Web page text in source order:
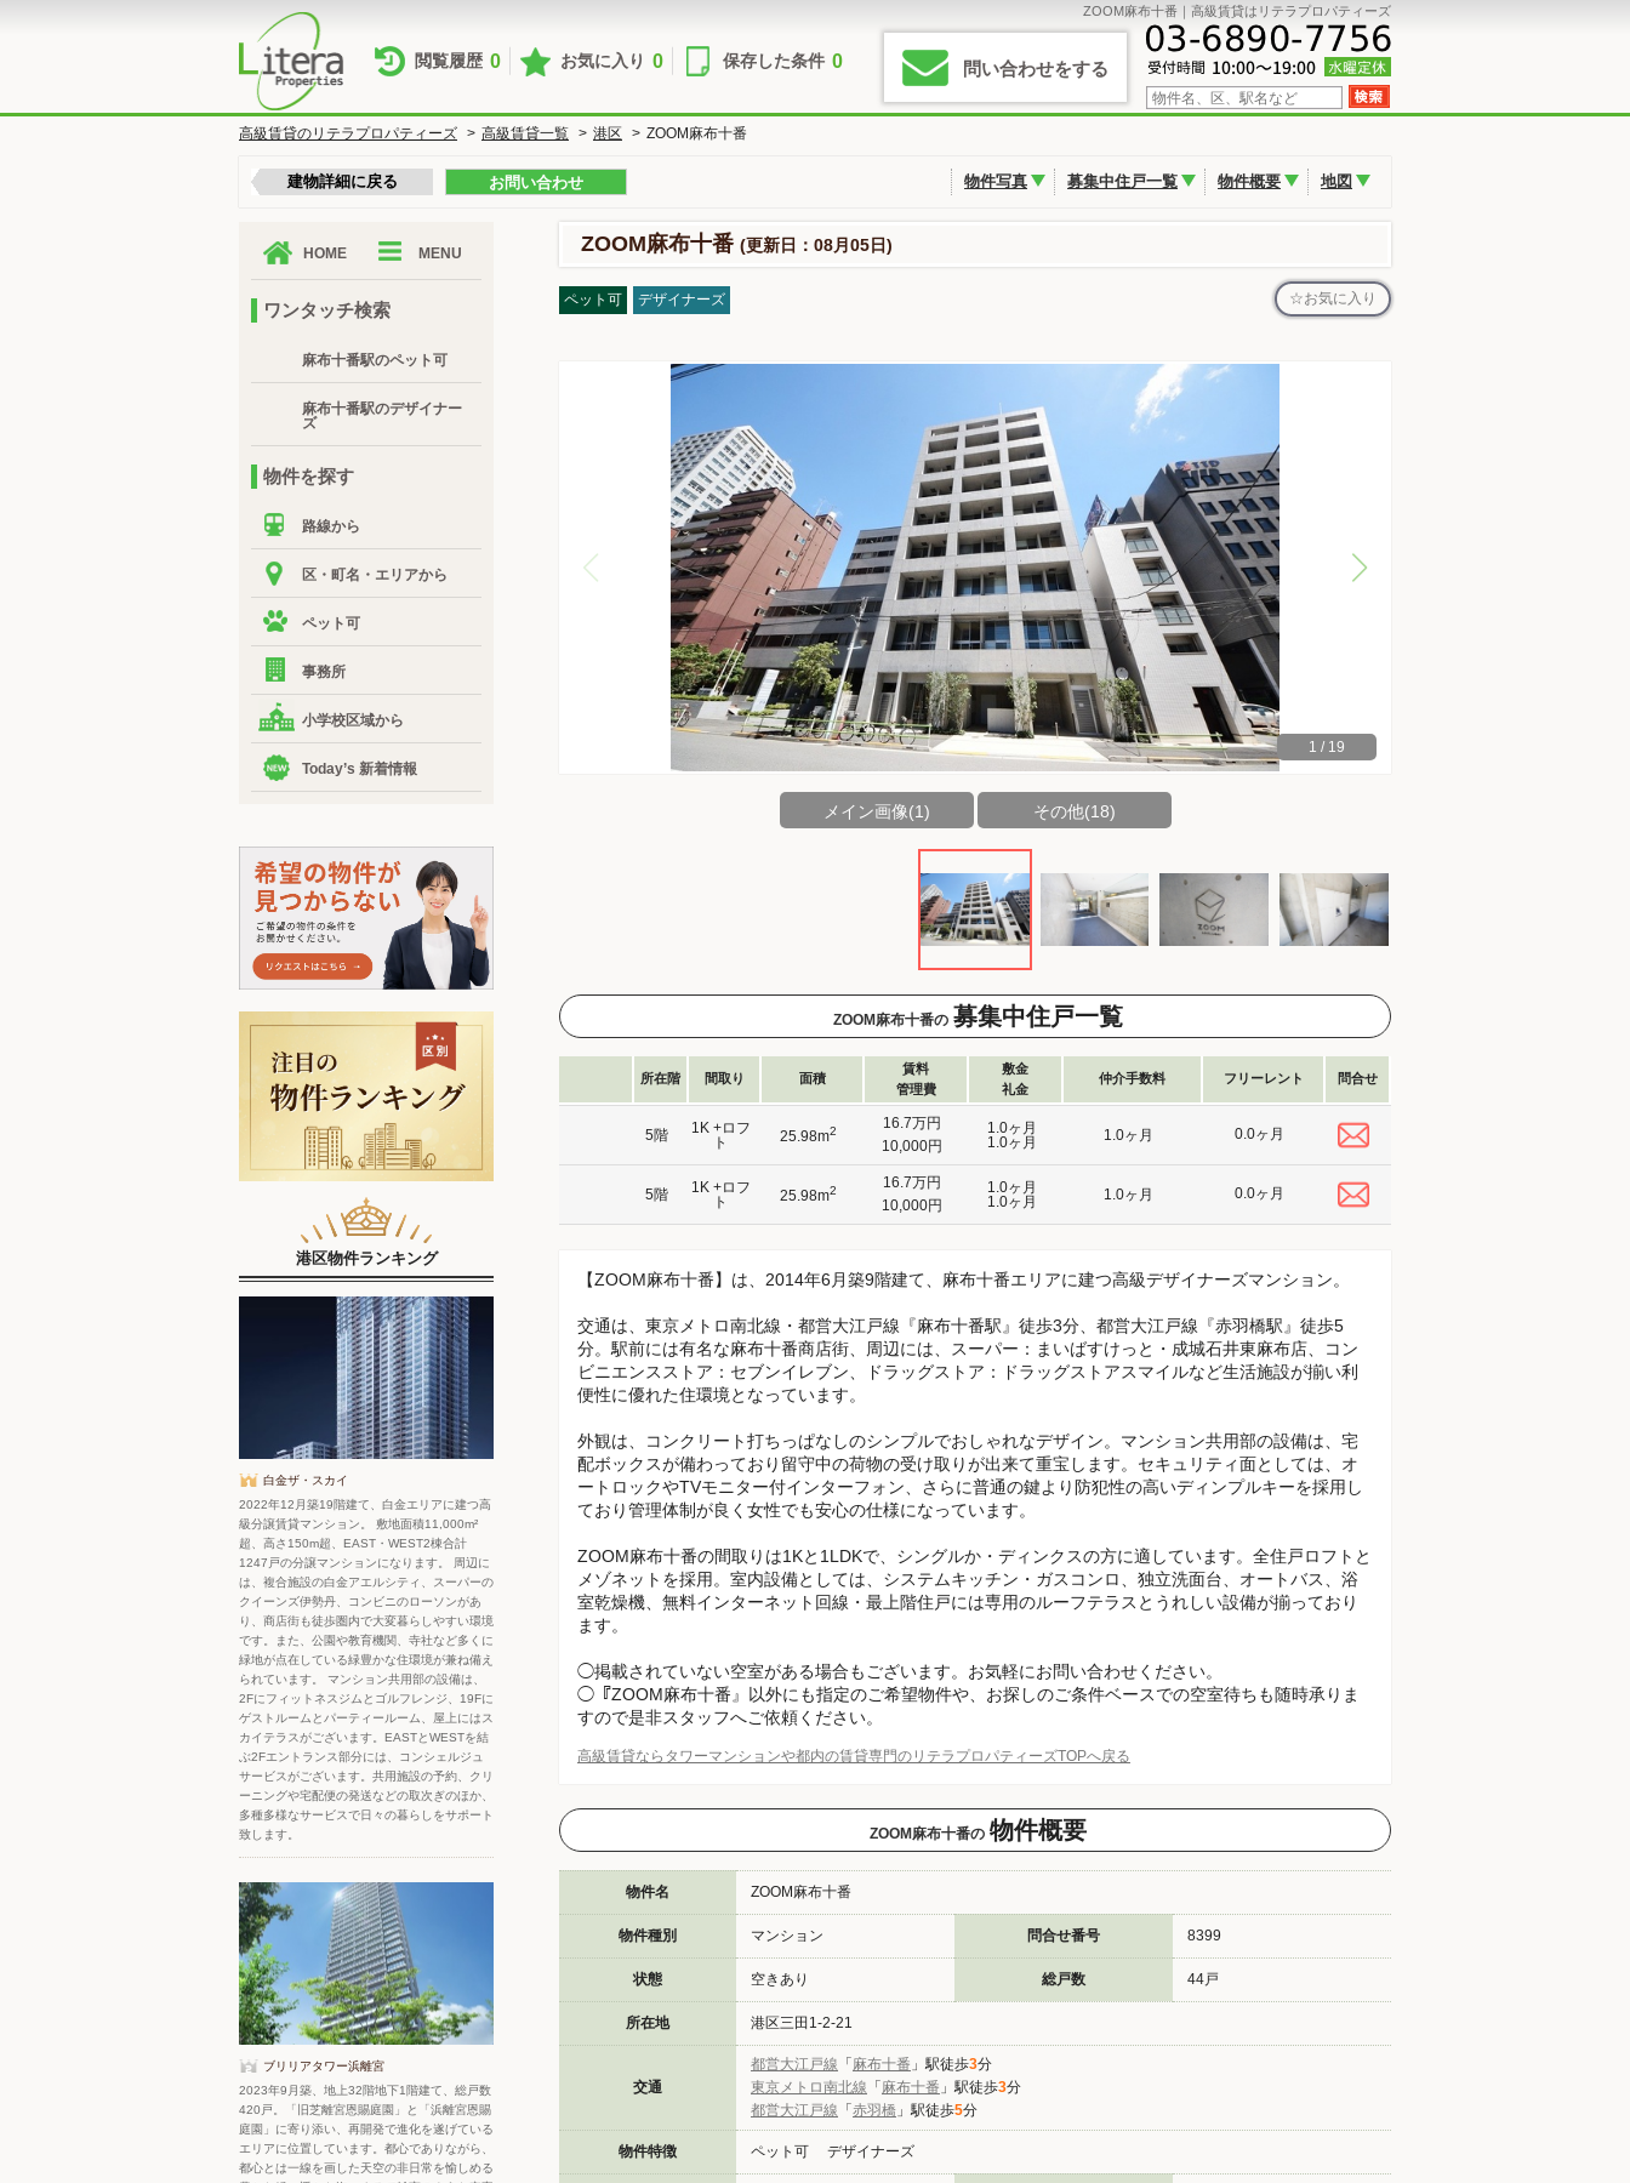
ZOOM麻布十番｜高級賃貸はリテラプロパティーズ
閲覧履歴 0 お気に入り 0 保存した条件 0 問い合わせをする
高級賃貸のリテラプロパティーズ > 高級賃貸一覧 > 港区 > ZOOM麻布十番
建物詳細に戻る お問い合わせ 物件写真 募集中住戸一覧 物件概要 地図
ZOOM麻布十番 (更新日：08月05日)
ペット可 デザイナーズ お気に入り
1 / 19
メイン画像(1) その他(18)
ZOOM麻布十番の 募集中住戸一覧
所在階 間取り 面積
賃料
管理費
敷金
礼金
仲介手数料 フリーレント 問合せ
16.7万円
10,000円
1.0ヶ月
1.0ヶ月
1.0ヶ月 0.0ヶ月
5階
1K +ロフ
ト
25.98m2
16.7万円
10,000円
1.0ヶ月
1.0ヶ月
1.0ヶ月 0.0ヶ月
5階
1K +ロフ
ト
25.98m2
【ZOOM麻布十番】は、2014年6月築9階建て、麻布十番エリアに建つ高級デザイナーズマンション。
交通は、東京メトロ南北線・都営大江戸線『麻布十番駅』徒歩3分、都営大江戸線『赤羽橋駅』徒歩5
分。駅前には有名な麻布十番商店街、周辺には、スーパー：まいばすけっと・成城石井東麻布店、コン
ビニエンスストア：セブンイレブン、ドラッグストア：ドラッグストアスマイルなど生活施設が揃い利
便性に優れた住環境となっています。
外観は、コンクリート打ちっぱなしのシンプルでおしゃれなデザイン。マンション共用部の設備は、宅
配ボックスが備わっており留守中の荷物の受け取りが出来て重宝します。セキュリティ面としては、オ
ートロックやTVモニター付インターフォン、さらに普通の鍵より防犯性の高いディンプルキーを採用し
ており管理体制が良く女性でも安心の仕様になっています。
ZOOM麻布十番の間取りは1Kと1LDKで、シングルか・ディンクスの方に適しています。全住戸ロフトと
メゾネットを採用。室内設備としては、システムキッチン・ガスコンロ、独立洗面台、オートバス、浴
室乾燥機、無料インターネット回線・最上階住戸には専用のルーフテラスとうれしい設備が揃っており
ます。
◯掲載されていない空室がある場合もございます。お気軽にお問い合わせください。
◯『ZOOM麻布十番』以外にも指定のご希望物件や、お探しのご条件ベースでの空室待ちも随時承りま
すので是非スタッフへご依頼ください。
高級賃貸ならタワーマンションや都内の賃貸専門のリテラプロパティーズTOPへ戻る
ZOOM麻布十番の 物件概要
物件名 ZOOM麻布十番
物件種別 マンション 問合せ番号 8399
状態 空きあり 総戸数 44戸
所在地 港区三田1-2-21
交通
都営大江戸線 「麻布十番 」駅徒歩3分
東京メトロ南北線 「麻布十番 」駅徒歩3分
都営大江戸線 「赤羽橋 」駅徒歩5分
物件特徴 ペット可 デザイナーズ
HOME MENU
ワンタッチ検索
麻布十番駅のペット可
麻布十番駅のデザイナー
ズ
物件を探す
路線から
区・町名・エリアから
ペット可
事務所
小学校区域から
Today’s 新着情報
港区物件ランキング
白金ザ・スカイ
2022年12月築19階建て、白金エリアに建つ高
級分譲賃貸マンション。 敷地面積11,000m²
超、高さ150m超、EAST・WEST2棟合計
1247戸の分譲マンションになります。 周辺に
は、複合施設の白金アエルシティ、スーパーの
クイーンズ伊勢丹、コンビニのローソンがあ
り、商店街も徒歩圏内で大変暮らしやすい環境
です。また、公園や教育機関、寺社など多くに
緑地が点在している緑豊かな住環境が兼ね備え
られています。 マンション共用部の設備は、
2Fにフィットネスジムとゴルフレンジ、19Fに
ゲストルームとパーティールーム、屋上にはス
カイテラスがございます。EASTとWESTを結
ぶ2Fエントランス部分には、コンシェルジュ
サービスがございます。共用施設の予約、クリ
ーニングや宅配便の発送などの取次ぎのほか、
多種多様なサービスで日々の暮らしをサポート
致します。
ブリリアタワー浜離宮
2023年9月築、地上32階地下1階建て、総戸数
420戸。「旧芝離宮恩賜庭園」と「浜離宮恩賜
庭園」に寄り添い、再開発で進化を遂げている
エリアに位置しています。都心でありながら、
都心とは一線を画した天空の非日常を愉しめる